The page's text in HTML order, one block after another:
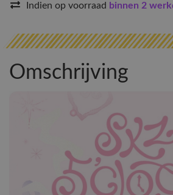
Indien op voorraad binnen 2
Omschrijving